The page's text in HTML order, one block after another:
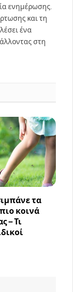
ενημέρωσης.
και τη
ένα
στη
τα
κοινά
– Τι